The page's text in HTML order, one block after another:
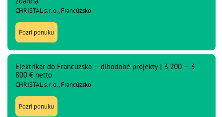
CHRISTAL s. r. o., Francúzsko
Pozri ponuku
Elektrikár do Francúzska – dlhodobé projekty | 3 200 – 3
800 € netto
CHRISTAL s. r. o., Francúzsko
Pozri ponuku